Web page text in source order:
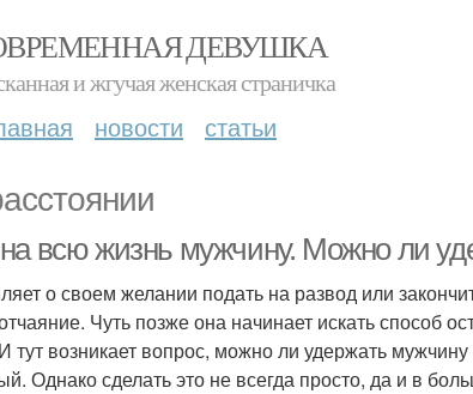
ДЕВУШКА
и жгучая женская страничка
новости статьи
всю жизнь мужчину. Можно ли
о своем желании подать на развод или
Чуть позже она начинает искать способ
тут возникает вопрос, можно ли удержать
Однако сделать это не всегда просто, да и в